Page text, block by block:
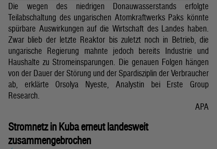
Die wegen des niedrigen Donauwasserstands erfolgte
Teilabschaltung des ungarischen Atomkraftwerks Paks könnte
spürbare Auswirkungen auf die Wirtschaft des Landes haben.
Zwar blieb der letzte Reaktor bis zuletzt noch in Betrieb, die
ungarische Regierung mahnte jedoch bereits Industrie und
Haushalte zu Stromeinsparungen. Die genauen Folgen hängen
von der Dauer der Störung und der Spardisziplin der Verbraucher
ab, erklärte Orsolya Nyeste, Analystin bei Erste Group
Research.
APA
Stromnetz in Kuba erneut landesweit
zusammengebrochen